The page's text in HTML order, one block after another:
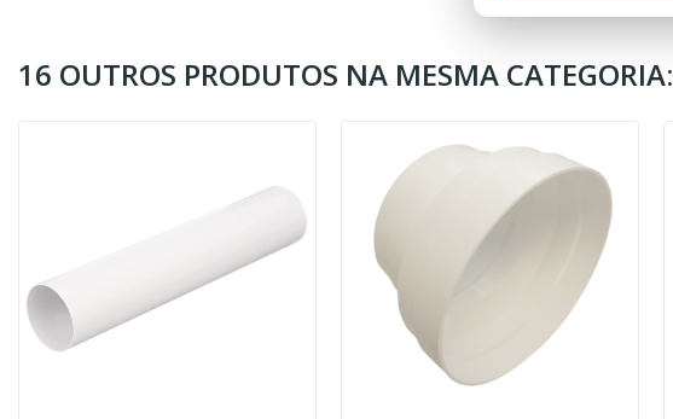
16 OUTROS PRODUTOS NA MESMA CATEGORIA: